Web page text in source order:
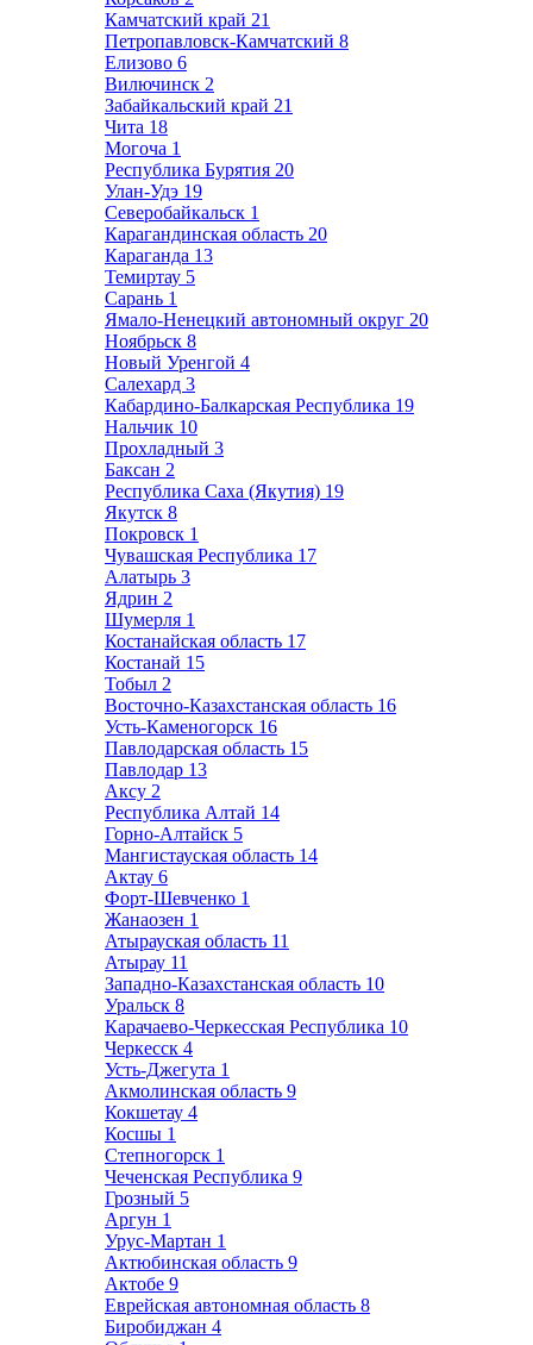
Камчатский край 21
Петропавловск-Камчатский 8
Елизово 6
Вилючинск 2
Забайкальский край 21
Чита 18
Могоча 1
Республика Бурятия 20
Улан-Удэ 19
Северобайкальск 1
Карагандинская область 20
Караганда 13
Темиртау 5
Сарань 1
Ямало-Ненецкий автономный округ 20
Ноябрьск 8
Новый Уренгой 4
Салехард 3
Кабардино-Балкарская Республика 19
Нальчик 10
Прохладный 3
Баксан 2
Республика Саха (Якутия) 19
Якутск 8
Покровск 1
Чувашская Республика 17
Алатырь 3
Ядрин 2
Шумерля 1
Костанайская область 17
Костанай 15
Тобыл 2
Восточно-Казахстанская область 16
Усть-Каменогорск 16
Павлодарская область 15
Павлодар 13
Аксу 2
Республика Алтай 14
Горно-Алтайск 5
Мангистауская область 14
Актау 6
Форт-Шевченко 1
Жанаозен 1
Атырауская область 11
Атырау 11
Западно-Казахстанская область 10
Уральск 8
Карачаево-Черкесская Республика 10
Черкесск 4
Усть-Джегута 1
Акмолинская область 9
Кокшетау 4
Косшы 1
Степногорск 1
Чеченская Республика 9
Грозный 5
Аргун 1
Урус-Мартан 1
Актюбинская область 9
Актобе 9
Еврейская автономная область 8
Биробиджан 4